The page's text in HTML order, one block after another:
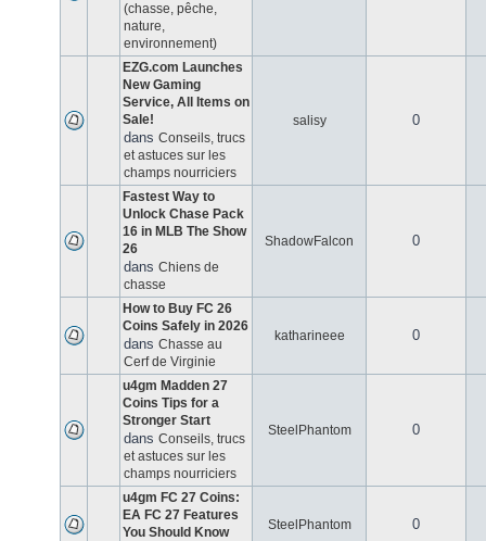
(chasse, pêche,
nature,
environnement)
EZG.com Launches
New Gaming
Service, All Items on
Sale!
dans Conseils, trucs
et astuces sur les
champs nourriciers
salisy 0
Fastest Way to
Unlock Chase Pack
16 in MLB The Show
26
dans Chiens de
chasse
ShadowFalcon 0
How to Buy FC 26
Coins Safely in 2026
dans Chasse au
Cerf de Virginie
katharineee 0
u4gm Madden 27
Coins Tips for a
Stronger Start
dans Conseils, trucs
et astuces sur les
champs nourriciers
SteelPhantom 0
u4gm FC 27 Coins:
EA FC 27 Features
You Should Know
SteelPhantom 0